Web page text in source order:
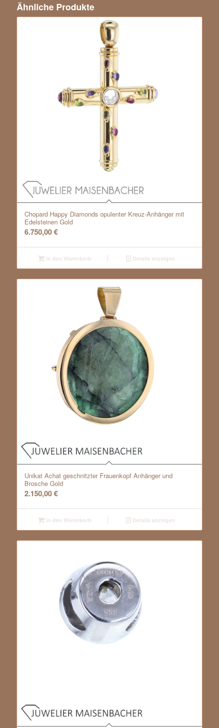
Ähnliche Produkte
Chopard Happy Diamonds opulenter Kreuz-Anhänger mit
Edelsteinen Gold
6.750,00€
In den Warenkorb Details anzeigen
Unikat Achat geschnitzter Frauenkopf Anhänger und
Brosche Gold
2.150,00€
In den Warenkorb Details anzeigen